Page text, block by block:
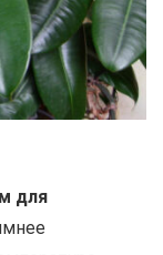
для